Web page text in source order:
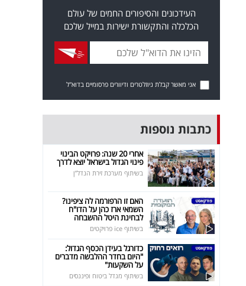
העידכונים והסיפורים החמים של עולם
הכלכלה והתקשורת ישירות במייל שלכם
אני מאשר קבלת ניוזלטרים ודיוורים פרסומיים בדוא"ל
כתבות נוספות
אחרי 20 שנה: פרויקט הבינוי
פינוי הגדול בישראל יוצא לדרך
בשיתוף מערכת זירת הנדל"ן
האם זו הרפורמה לה ציפינו?
השמאי ארז כהן על הדו"ח
לבחינת היטל ההשבחה
בשיתוף ice פרויקטים
כדורגל בעידן הכסף הגדול:
"היום בחדר ההלבשה מדברים
על השקעות"
בשיתוף מגדל ביטוח ופיננסים